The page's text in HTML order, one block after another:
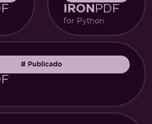
IRONPDF
for Python
#Publicado